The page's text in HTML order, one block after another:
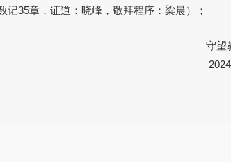
记35章，证道：晓峰，敬拜程序：梁晨）；
守望